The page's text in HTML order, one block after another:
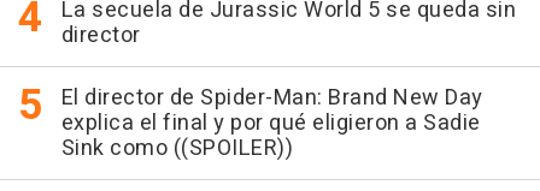
La secuela de Jurassic World 5 se queda sin
director
El director de Spider-Man: Brand New Day
explica el final y por qué eligieron a Sadie
Sink como ((SPOILER))